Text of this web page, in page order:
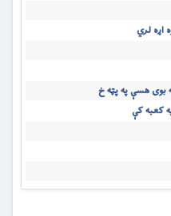
اړه لري
بوی هسې په پټه خ
کعبه کې